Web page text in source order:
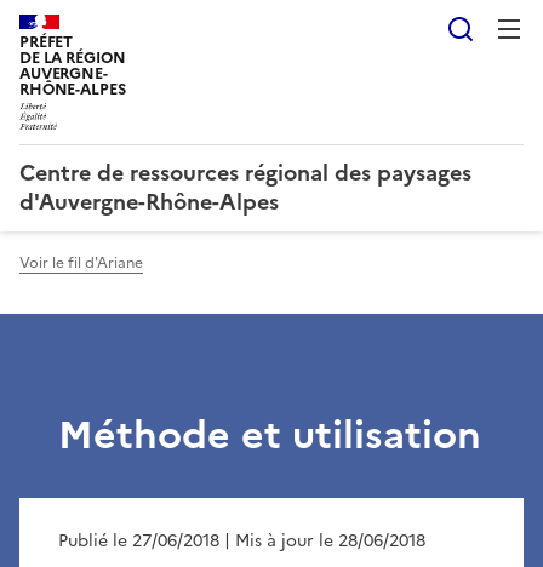
PRÉFET
DE LA RÉGION
AUVERGNE-
RHÔNE-ALPES
Centre de ressources régional des paysages
d'Auvergne-Rhône-Alpes
Voir le fil d'Ariane
Méthode et utilisation
Publié le 27/06/2018 | Mis à jour le 28/06/2018